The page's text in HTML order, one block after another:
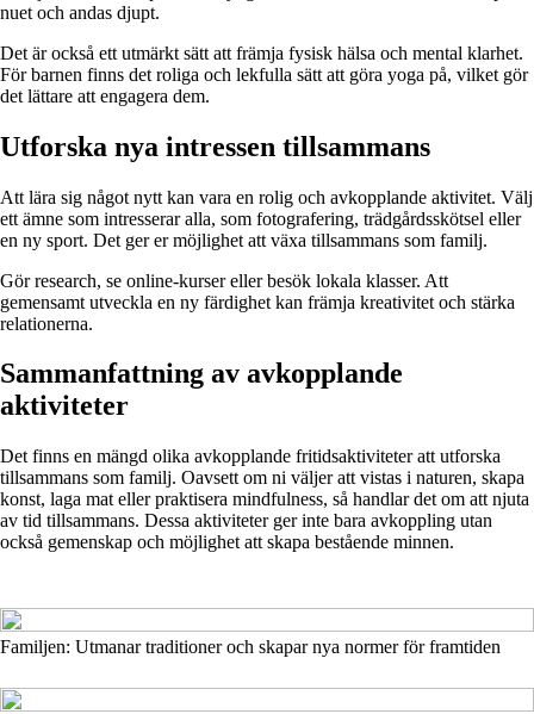
nuet och andas djupt.
Det är också ett utmärkt sätt att främja fysisk hälsa och mental klarhet.
För barnen finns det roliga och lekfulla sätt att göra yoga på, vilket gör
det lättare att engagera dem.
Utforska nya intressen tillsammans
Att lära sig något nytt kan vara en rolig och avkopplande aktivitet. Välj
ett ämne som intresserar alla, som fotografering, trädgårdsskötsel eller
en ny sport. Det ger er möjlighet att växa tillsammans som familj.
Gör research, se online-kurser eller besök lokala klasser. Att
gemensamt utveckla en ny färdighet kan främja kreativitet och stärka
relationerna.
Sammanfattning av avkopplande
aktiviteter
Det finns en mängd olika avkopplande fritidsaktiviteter att utforska
tillsammans som familj. Oavsett om ni väljer att vistas i naturen, skapa
konst, laga mat eller praktisera mindfulness, så handlar det om att njuta
av tid tillsammans. Dessa aktiviteter ger inte bara avkoppling utan
också gemenskap och möjlighet att skapa bestående minnen.
Familjen: Utmanar traditioner och skapar nya normer för framtiden